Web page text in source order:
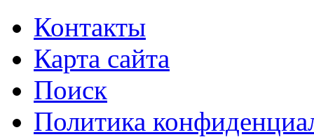
Контакты
Карта сайта
Поиск
Политика